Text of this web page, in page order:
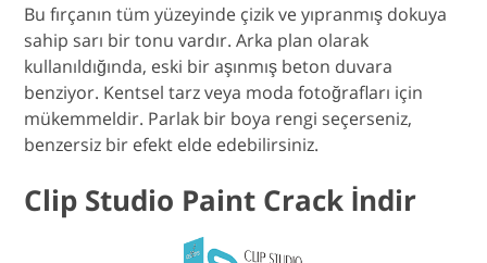
Bu fırçanın tüm yüzeyinde çizik ve yıpranmış dokuya
sahip sarı bir tonu vardır. Arka plan olarak
kullanıldığında, eski bir aşınmış beton duvara
benziyor. Kentsel tarz veya moda fotoğrafları için
mükemmeldir. Parlak bir boya rengi seçerseniz,
benzersiz bir efekt elde edebilirsiniz.
Clip Studio Paint Crack İndir